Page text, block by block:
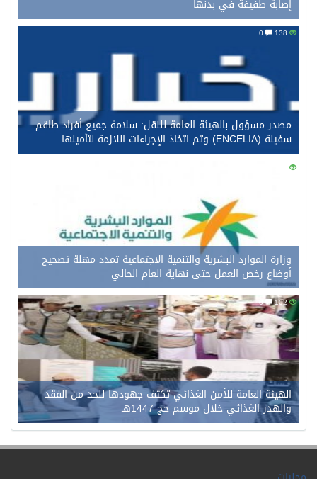
إصابة طفيفة في بدنها
مصدر مسؤول بالهيئة العامة للنقل: سلامة جميع أفراد طاقم
سفينة (ENCELIA) وتم اتخاذ الإجراءات اللازمة لتأمينها
121
وزارة الموارد البشرية والتنمية الاجتماعية تمدد مهلة تصحيح
أوضاع رخص العمل حتى نهاية العام الحالي
102
0
الهيئة العامة للأمن الغذائي تكثف جهودها للحد من الفقد
والهدر الغذائي خلال موسم حج 1447هـ